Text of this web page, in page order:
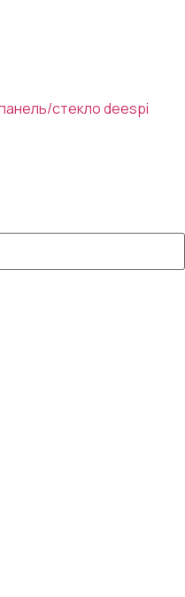
стекло deespi